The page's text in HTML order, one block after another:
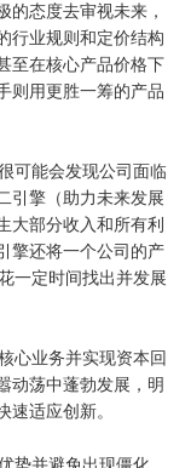
的态度去审视未来，
行业规则和定价结构
至在核心产品价格下
则用更胜一筹的产品
可能会发现公司面临
引擎（助力未来发展
大部分收入和所有利
擎还将一个公司的产
一定时间找出并发展
心业务并实现资本回
动荡中蓬勃发展，明
适应创新。